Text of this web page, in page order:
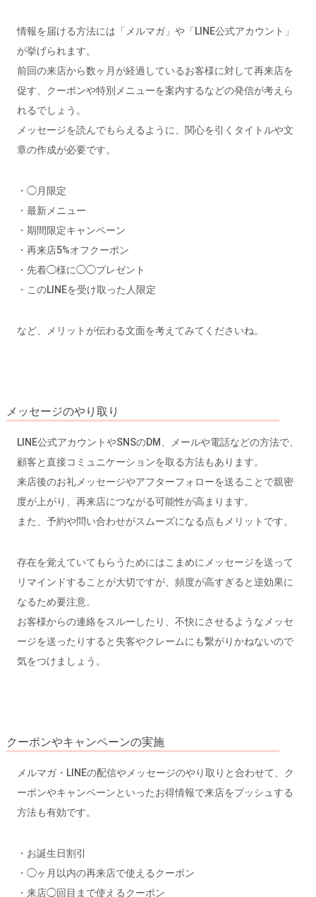
情報を届ける方法には「メルマガ」や「LINE公式アカウント」
が挙げられます。
前回の来店から数ヶ月が経過しているお客様に対して再来店を
促す、クーポンや特別メニューを案内するなどの発信が考えら
れるでしょう。
メッセージを読んでもらえるように、関心を引くタイトルや文
章の作成が必要です。
・◯月限定
・最新メニュー
・期間限定キャンペーン
・再来店5%オフクーポン
・先着◯様に◯◯プレゼント
・このLINEを受け取った人限定
など、メリットが伝わる文面を考えてみてくださいね。
メッセージのやり取り
LINE公式アカウントやSNSのDM、メールや電話などの方法で、
顧客と直接コミュニケーションを取る方法もあります。
来店後のお礼メッセージやアフターフォローを送ることで親密
度が上がり、再来店につながる可能性が高まります。
また、予約や問い合わせがスムーズになる点もメリットです。
存在を覚えていてもらうためにはこまめにメッセージを送って
リマインドすることが大切ですが、頻度が高すぎると逆効果に
なるため要注意。
お客様からの連絡をスルーしたり、不快にさせるようなメッセ
ージを送ったりすると失客やクレームにも繋がりかねないので
気をつけましょう。
クーポンやキャンペーンの実施
メルマガ・LINEの配信やメッセージのやり取りと合わせて、ク
ーポンやキャンペーンといったお得情報で来店をプッシュする
方法も有効です。
・お誕生日割引
・◯ヶ月以内の再来店で使えるクーポン
・来店◯回目まで使えるクーポン